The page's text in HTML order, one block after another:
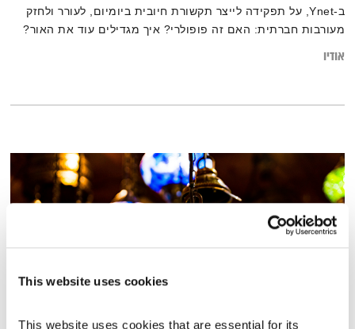
This website uses cookies
This website uses cookies that are essential for its
ב-Ynet, על תפקידה לייצר תקשורת חיובית ביומיום, לעורר ולחזק
מעורבות חברתית: האם זה פופולרי? איך מגדילים עוד את האור?
אודיו